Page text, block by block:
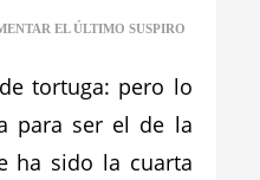
EL ÚLTIMO SUSPIRO
tortuga: pero lo
para ser el de la
ha sido la cuarta